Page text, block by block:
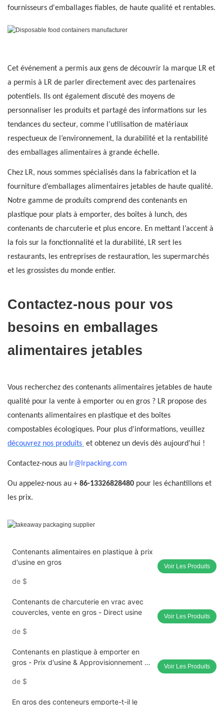
fournisseurs d'emballages fiables, de haute qualité et rentables.
Cet événement a permis aux gens de découvrir la marque LR et
a permis à LR de parler directement avec des partenaires
potentiels. Ils ont également discuté des moyens de
personnaliser les produits et partagé des informations sur les
tendances du secteur, comme l’utilisation de matériaux
respectueux de l’environnement, la durabilité et la rentabilité
des emballages alimentaires à grande échelle.
Chez LR, nous sommes spécialisés dans la fabrication et la
fourniture d’emballages alimentaires jetables de haute qualité.
Notre gamme de produits comprend des contenants en
plastique pour plats à emporter, des boîtes à lunch, des
contenants de charcuterie et plus encore. En mettant l’accent à
la fois sur la fonctionnalité et la durabilité, LR sert les
restaurants, les entreprises de restauration, les supermarchés
et les grossistes du monde entier.
Contactez-nous pour vos
besoins en emballages
alimentaires jetables
Vous recherchez des contenants alimentaires jetables de haute
qualité pour la vente à emporter ou en gros ? LR propose des
contenants alimentaires en plastique et des boîtes
compostables écologiques. Pour plus d'informations, veuillez
découvrez nos produits et obtenez un devis dès aujourd'hui !
Contactez-nous au lr@lrpacking.com
Ou appelez-nous au + 86-13326828480 pour les échantillons et
les prix.
Contenants alimentaires en plastique à prix
d'usine en gros
de $
Voir Les Produits
Contenants de charcuterie en vrac avec
couvercles, vente en gros - Direct usine
de $
Voir Les Produits
Contenants en plastique à emporter en
gros - Prix d'usine & Approvisionnement en
de $
Voir Les Produits
En gros des conteneurs emporte-t-il le